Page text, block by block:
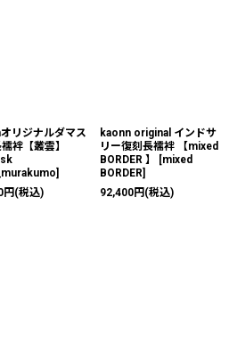
リジナルダマス
袢【叢雲】
]
円 (税込)
kaonn original インドサ
リー復刻長襦袢 【mixed
BORDER 】
[mixed
BORDER]
92,400円 (税込)